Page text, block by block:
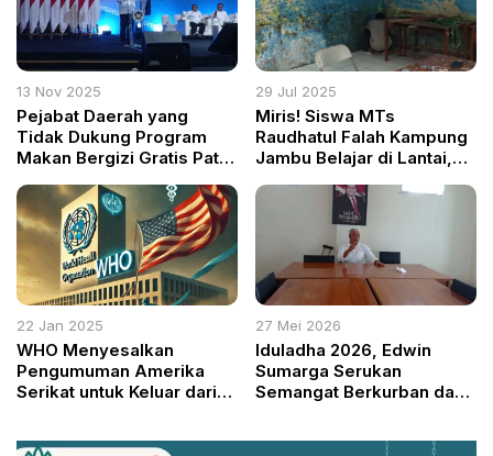
13 Nov 2025
Pejabat Daerah yang
Tidak Dukung Program
Makan Bergizi Gratis Patut
29 Jul 2025
Miris! Siswa MTs
Raudhatul Falah Kampung
Jambu Belajar di Lantai,
Ini Tamparan Keras untuk
Pemkab Bogor
22 Jan 2025
WHO Menyesalkan
Pengumuman Amerika
Serikat untuk Keluar dari
27 Mei 2026
Iduladha 2026, Edwin
Sumarga Serukan
Semangat Berkurban dan